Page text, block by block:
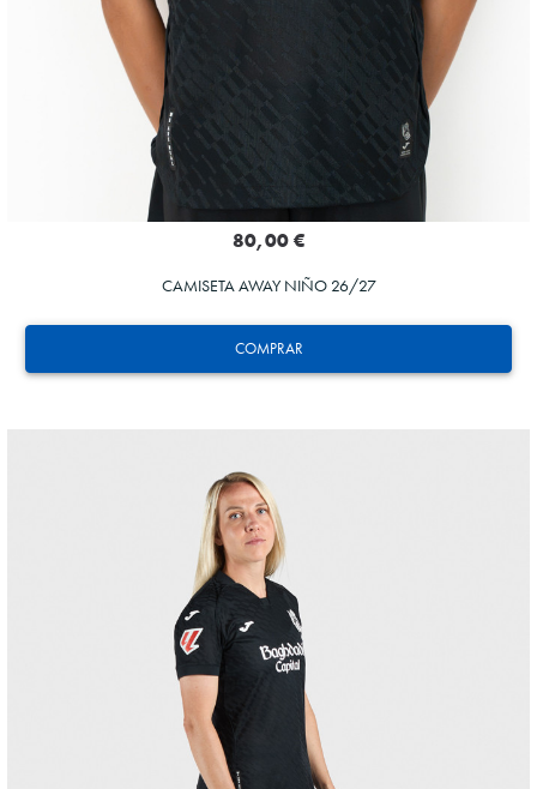
COMPRAR
80,00 €
CAMISETA AWAY NIÑO 26/27
OYARZABAL
10